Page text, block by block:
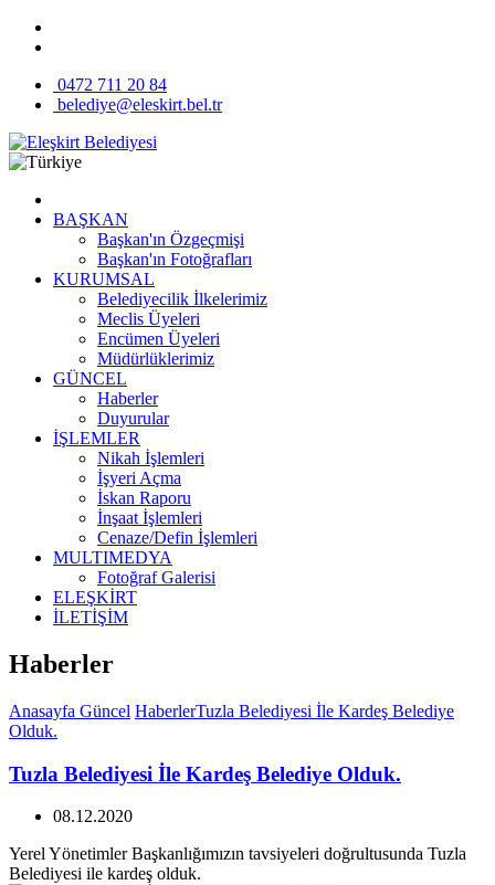
0472 711 20 84
belediye@eleskirt.bel.tr
BAŞKAN
Başkan'ın Özgeçmişi
Başkan'ın Fotoğrafları
KURUMSAL
Belediyecilik İlkelerimiz
Meclis Üyeleri
Encümen Üyeleri
Müdürlüklerimiz
GÜNCEL
Haberler
Duyurular
İŞLEMLER
Nikah İşlemleri
İşyeri Açma
İskan Raporu
İnşaat İşlemleri
Cenaze/Defin İşlemleri
MULTIMEDYA
Fotoğraf Galerisi
ELEŞKİRT
İLETİŞİM
Haberler
Anasayfa Güncel HaberlerTuzla Belediyesi İle Kardeş Belediye
Olduk.
Tuzla Belediyesi İle Kardeş Belediye Olduk.
08.12.2020
Yerel Yönetimler Başkanlığımızın tavsiyeleri doğrultusunda Tuzla
Belediyesi ile kardeş olduk.